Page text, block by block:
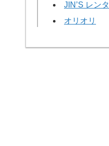
JIN’S レン
オリオリ